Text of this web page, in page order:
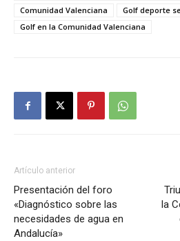
Comunidad Valenciana
Golf deporte
Golf en la Comunidad Valenciana
Artículo anterior
Presentación del foro
«Diagnóstico sobre las
necesidades de agua en
Andalucía»
la